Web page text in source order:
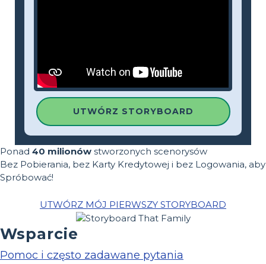
UTWÓRZ STORYBOARD
Ponad 40 milionów stworzonych scenorysów
Bez Pobierania, bez Karty Kredytowej i bez Logowania, aby
Spróbować!
UTWÓRZ MÓJ PIERWSZY STORYBOARD
Wsparcie
Pomoc i często zadawane pytania